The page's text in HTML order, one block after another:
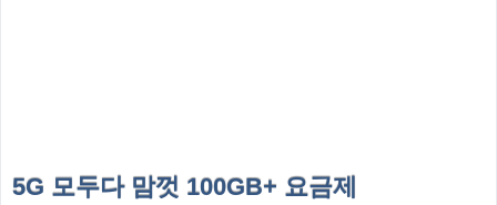
5G 모두다 맘껏 100GB+ 요금제